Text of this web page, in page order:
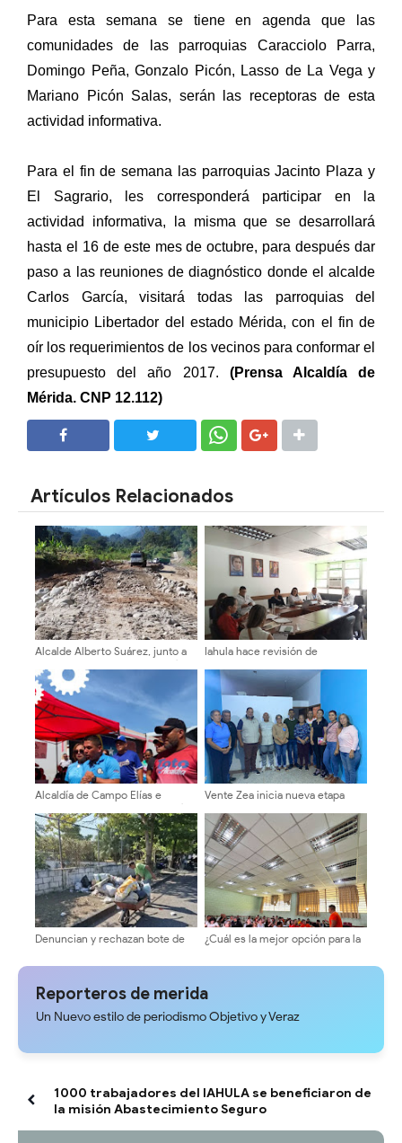
Para esta semana se tiene en agenda que las
comunidades de las parroquias Caracciolo Parra,
Domingo Peña, Gonzalo Picón, Lasso de La Vega y
Mariano Picón Salas, serán las receptoras de esta
actividad informativa.
Para el fin de semana las parroquias Jacinto Plaza y
El Sagrario, les corresponderá participar en la
actividad informativa, la misma que se desarrollará
hasta el 16 de este mes de octubre, para después dar
paso a las reuniones de diagnóstico donde el alcalde
Carlos García, visitará todas las parroquias del
municipio Libertador del estado Mérida, con el fin de
oír los requerimientos de los vecinos para conformar el
presupuesto del año 2017. (Prensa Alcaldía de
Mérida. CNP 12.112)
Artículos Relacionados
Alcalde Alberto Suárez, junto a
la comunidad recuperan la vía
hacia El Charal
Iahula hace revisión de
para el 2027
Alcaldía de Campo Elías e
EMAIMCE garantizan soberanía
alimentaria con jornadas
itinerantes semanales
Vente Zea inicia nueva etapa
transformación nacional y la
renovación de poderes
Denuncian y rechazan bote de
Terminal Vigíense
¿Cuál es la mejor opción para la
consultas con candidatos a la
Reporteros de merida
Un Nuevo estilo de periodismo Objetivo y Veraz
1000 trabajadores del IAHULA se beneficiaron de
la misión Abastecimiento Seguro